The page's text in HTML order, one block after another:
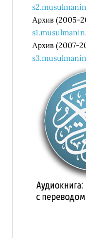
Архив (2005-
Архив (2007-